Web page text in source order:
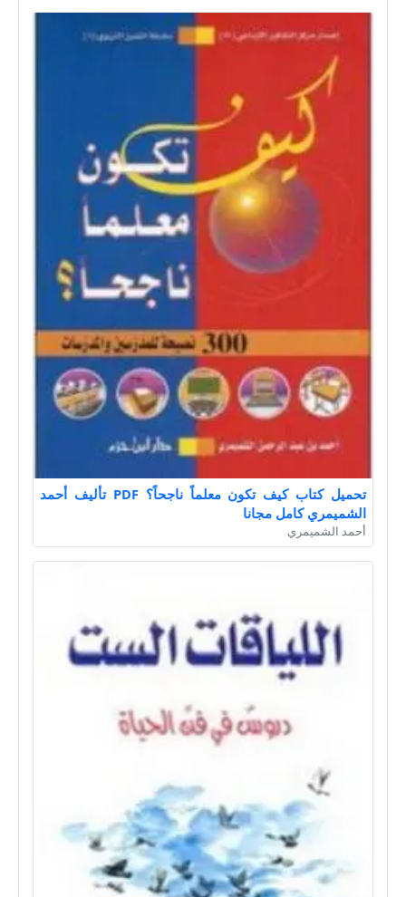
تحميل كتاب كيف تكون معلماً ناجحاً؟ PDF تأليف أحمد
الشميمري كامل مجانا
أحمد الشميمري